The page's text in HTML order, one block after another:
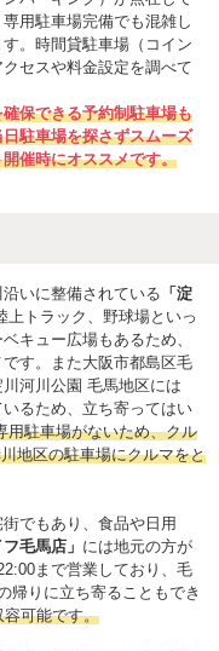
用駐車場完備でも混雑し
。時間貸駐車場（コイン
セスや料金設定を調べて
保できる予約制駐車場も
駐車場を探さずスムーズ
催時にオススメです。
いに整備されている 「淀
上トラック、野球場といっ
キュー広場もあるため、
す。また大阪市都島区毛
河川公園 毛馬地区には
るため、立ち寄ってはい
用駐車場がないため、クル
地区の駐車場にクルマをと
でもあり、食品や日用
フ毛馬店」 には地元の方が
まで営業しており、毛
帰りに立ち寄ることもでき
容可能です。